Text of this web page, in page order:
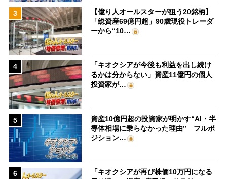
3
【億り人オールスターが狙う20銘柄】
「総資産69億円超」90歳現役トレーダ
ーから“10…
4
「キオクシアが今後も利益を出し続け
るかは分からない」資産11億円の個人
投資家が…
5
資産10億円超の投資家が明かす“AI・半
導体相場に乗らなかった理由” フルポ
ジション…
6
「キオクシアが再び株価10万円になる